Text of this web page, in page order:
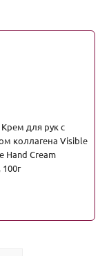
Крем для рук с
коллагена Visible
Hand Cream